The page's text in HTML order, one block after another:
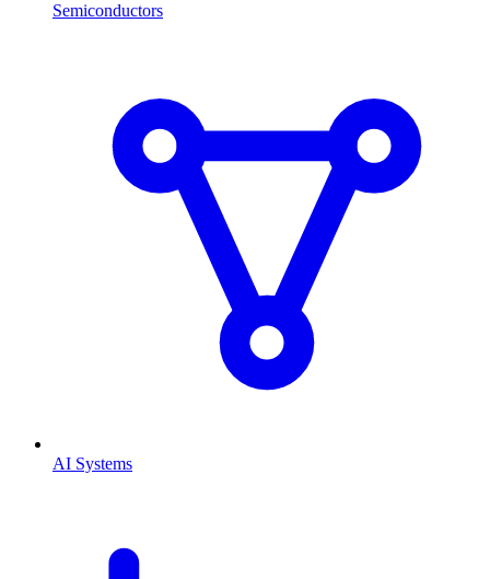
Semiconductors
AI Systems